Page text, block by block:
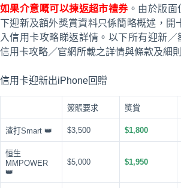
如果介意嘅可以揀返超市禮券。由於版面
下迎新及額外獎賞資料只係簡略概述，開
入信用卡攻略睇返詳情。以下所有迎新／
信用卡攻略／官網所載之詳情與條款及細
信用卡迎新出iPhone回贈
簽賬要求 獎賞
渣打Smart 👑 $3,500 $1,800
恒生
MMPOWER
👑
$5,000 $1,950